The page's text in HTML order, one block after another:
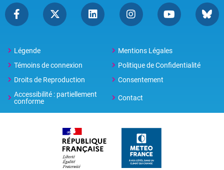
Légende
Mentions Légales
Témoins de connexion
Politique de Confidentialité
Droits de Reproduction
Consentement
Accessibilité : partiellement
conforme
Contact